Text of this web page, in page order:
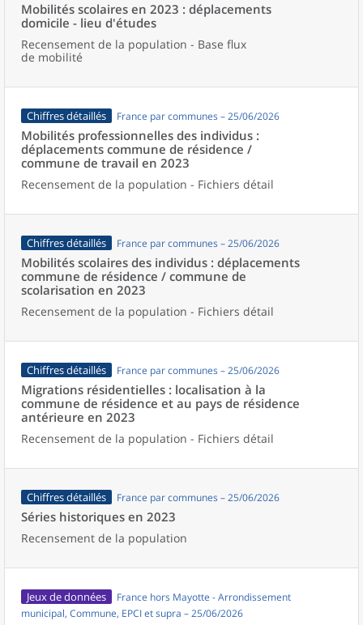
Mobilités scolaires en 2023 : déplacements
domicile - lieu d'études
Recensement de la population - Base flux
de mobilité
Chiffres détaillés France par communes – 25/06/2026
Mobilités professionnelles des individus :
déplacements commune de résidence /
commune de travail en 2023
Recensement de la population - Fichiers détail
Chiffres détaillés France par communes – 25/06/2026
Mobilités scolaires des individus : déplacements
commune de résidence / commune de
scolarisation en 2023
Recensement de la population - Fichiers détail
Chiffres détaillés France par communes – 25/06/2026
Migrations résidentielles : localisation à la
commune de résidence et au pays de résidence
antérieure en 2023
Recensement de la population - Fichiers détail
Chiffres détaillés France par communes – 25/06/2026
Séries historiques en 2023
Recensement de la population
Jeux de données
France hors Mayotte - Arrondissement
municipal, Commune, EPCI et supra – 25/06/2026